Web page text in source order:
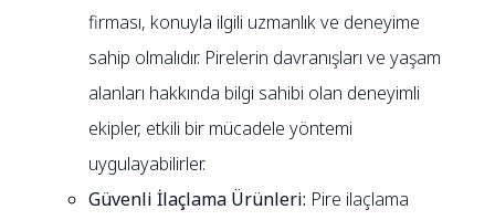
firması, konuyla ilgili uzmanlık ve deneyime
sahip olmalıdır. Pirelerin davranışları ve yaşam
alanları hakkında bilgi sahibi olan deneyimli
ekipler, etkili bir mücadele yöntemi
uygulayabilirler.
Güvenli İlaçlama Ürünleri: Pire ilaçlama